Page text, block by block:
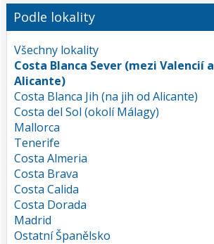
Podle lokality
Všechny lokality
Costa Blanca Sever (mezi Valencií a
Alicante)
Costa Blanca Jih (na jih od Alicante)
Costa del Sol (okolí Málagy)
Mallorca
Tenerife
Costa Almeria
Costa Brava
Costa Calida
Costa Dorada
Madrid
Ostatní Španělsko